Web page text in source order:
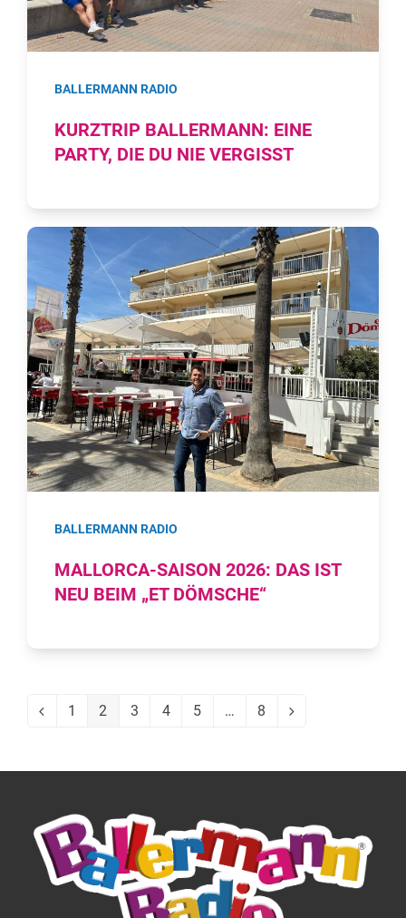
BALLERMANN RADIO
KURZTRIP BALLERMANN: EINE
PARTY, DIE DU NIE VERGISST
BALLERMANN RADIO
MALLORCA-SAISON 2026: DAS IST
NEU BEIM „ET DÖMSCHE“
Vorheriger
Seite
1 Seite
2 Seite
3 Seite
4 Seite
5 … Seite
8 Vorwärts